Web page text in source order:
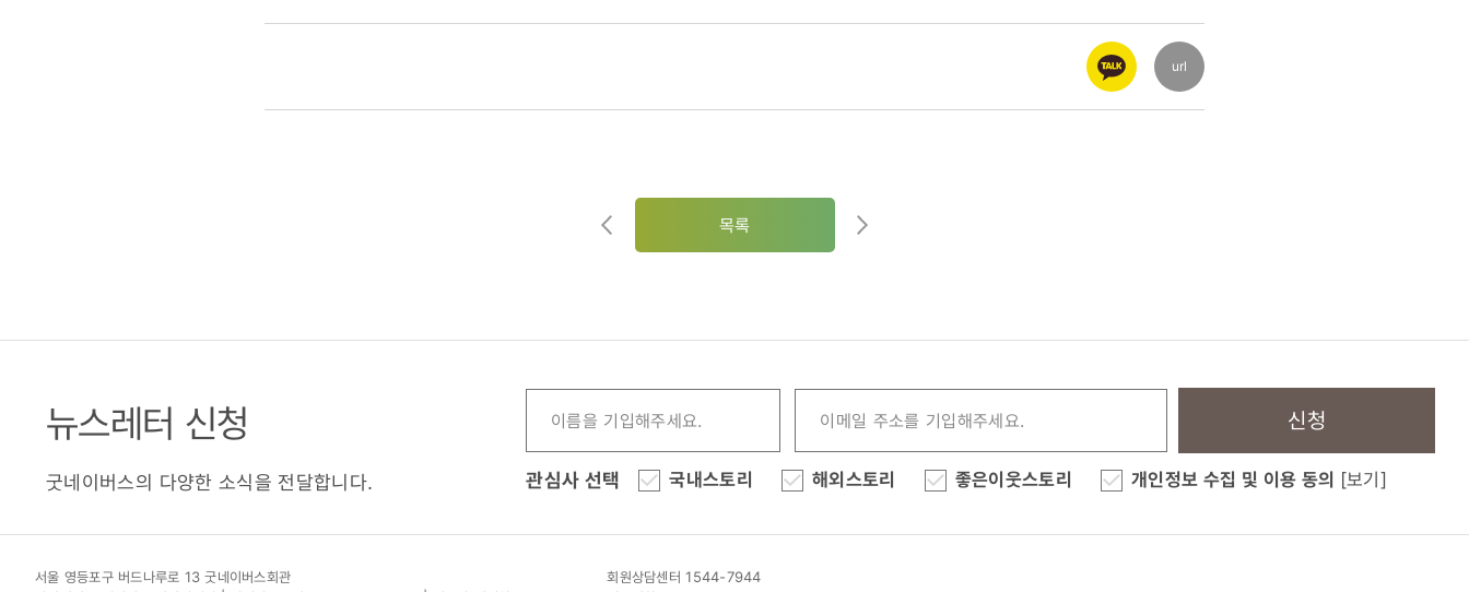
url
목록
뉴스레터 신청
굿네이버스의 다양한 소식을 전달합니다.
신청
관심사 선택 국내스토리 해외스토리 좋은이웃스토리 개인정보 수집 및 이용 동의 [보기]
서울 영등포구 버드나루로 13 굿네이버스회관
회원상담센터 1544-7944